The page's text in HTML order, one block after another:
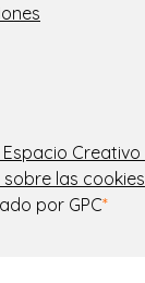
Creativo
las cookies
por GPC*